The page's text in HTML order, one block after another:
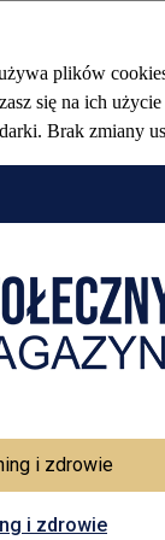
i zdrowie
i zdrowie